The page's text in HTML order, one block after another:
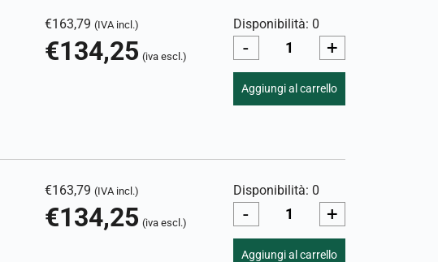
€163,79 (IVA incl.)
€134,25 (iva escl.)
Disponibilità: 0
- +
Aggiungi al carrello
€163,79 (IVA incl.)
€134,25 (iva escl.)
Disponibilità: 0
- +
Aggiungi al carrello